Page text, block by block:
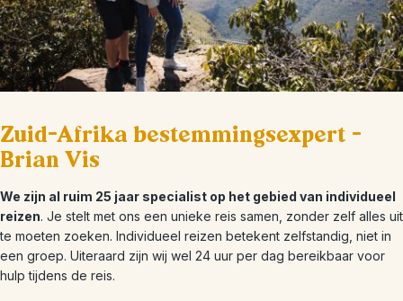
Zuid-Afrika bestemmingsexpert -
Brian Vis
We zijn al ruim 25 jaar specialist op het gebied van individueel
reizen. Je stelt met ons een unieke reis samen, zonder zelf alles uit
te moeten zoeken. Individueel reizen betekent zelfstandig, niet in
een groep. Uiteraard zijn wij wel 24 uur per dag bereikbaar voor
hulp tijdens de reis.